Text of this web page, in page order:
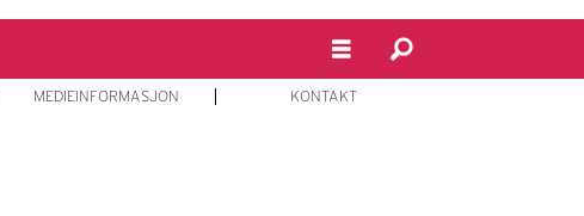
MEDIEINFORMASJON KONTAKT